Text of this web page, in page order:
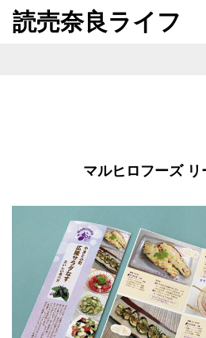
Skip to content
読売奈良ライフ
マルヒロフーズ リ